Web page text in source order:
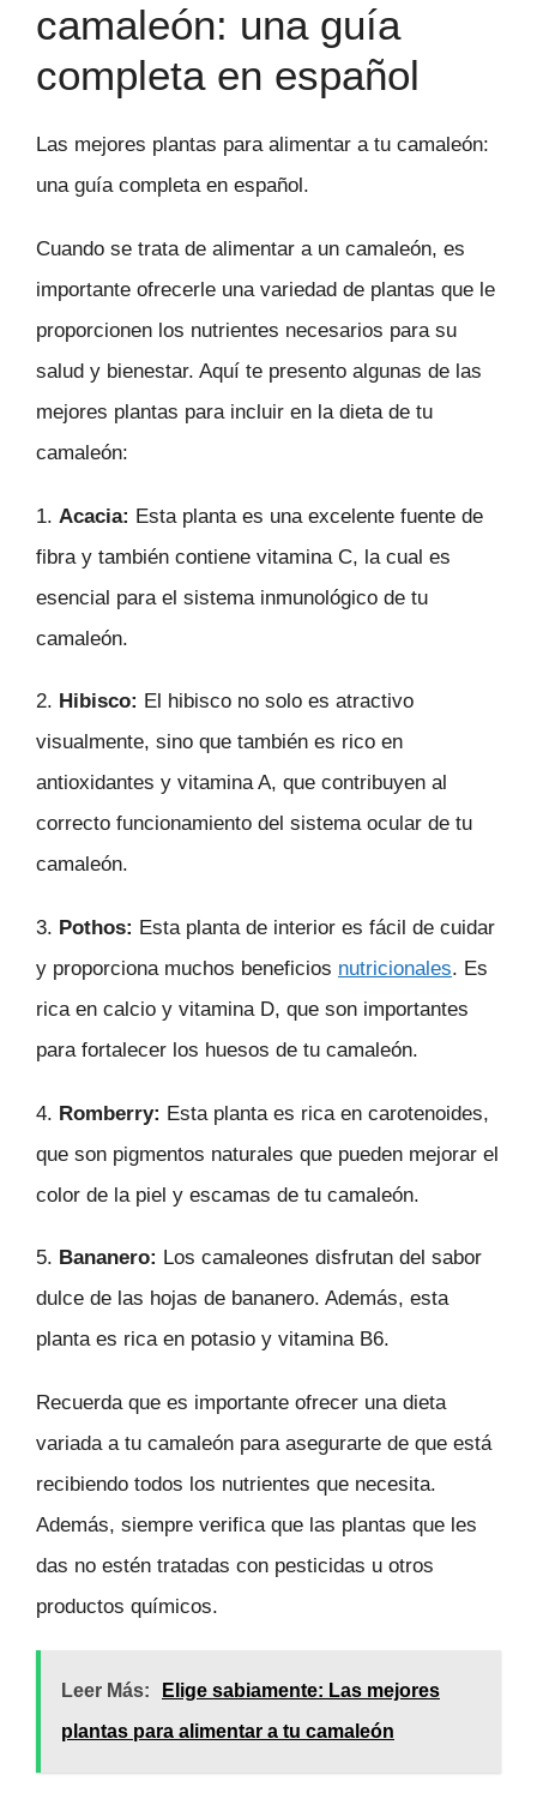
camaleón: una guía
completa en español
Las mejores plantas para alimentar a tu camaleón:
una guía completa en español.
Cuando se trata de alimentar a un camaleón, es
importante ofrecerle una variedad de plantas que le
proporcionen los nutrientes necesarios para su
salud y bienestar. Aquí te presento algunas de las
mejores plantas para incluir en la dieta de tu
camaleón:
1. Acacia: Esta planta es una excelente fuente de
fibra y también contiene vitamina C, la cual es
esencial para el sistema inmunológico de tu
camaleón.
2. Hibisco: El hibisco no solo es atractivo
visualmente, sino que también es rico en
antioxidantes y vitamina A, que contribuyen al
correcto funcionamiento del sistema ocular de tu
camaleón.
3. Pothos: Esta planta de interior es fácil de cuidar
y proporciona muchos beneficios nutricionales. Es
rica en calcio y vitamina D, que son importantes
para fortalecer los huesos de tu camaleón.
4. Romberry: Esta planta es rica en carotenoides,
que son pigmentos naturales que pueden mejorar el
color de la piel y escamas de tu camaleón.
5. Bananero: Los camaleones disfrutan del sabor
dulce de las hojas de bananero. Además, esta
planta es rica en potasio y vitamina B6.
Recuerda que es importante ofrecer una dieta
variada a tu camaleón para asegurarte de que está
recibiendo todos los nutrientes que necesita.
Además, siempre verifica que las plantas que les
das no estén tratadas con pesticidas u otros
productos químicos.
Leer Más:
Elige sabiamente: Las mejores
plantas para alimentar a tu camaleón